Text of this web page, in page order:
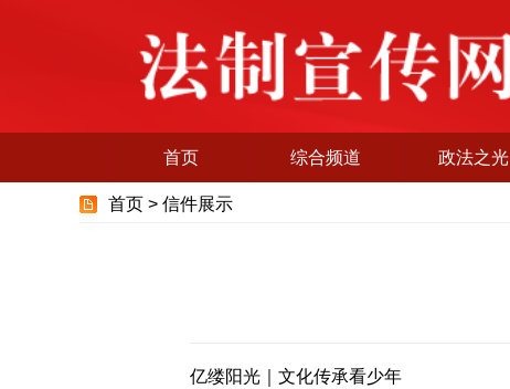
首页 综合频道 政法之光
首页 > 信件展示
亿缕阳光｜文化传承看少年